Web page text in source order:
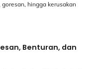
hingga kerusakan
Benturan, dan